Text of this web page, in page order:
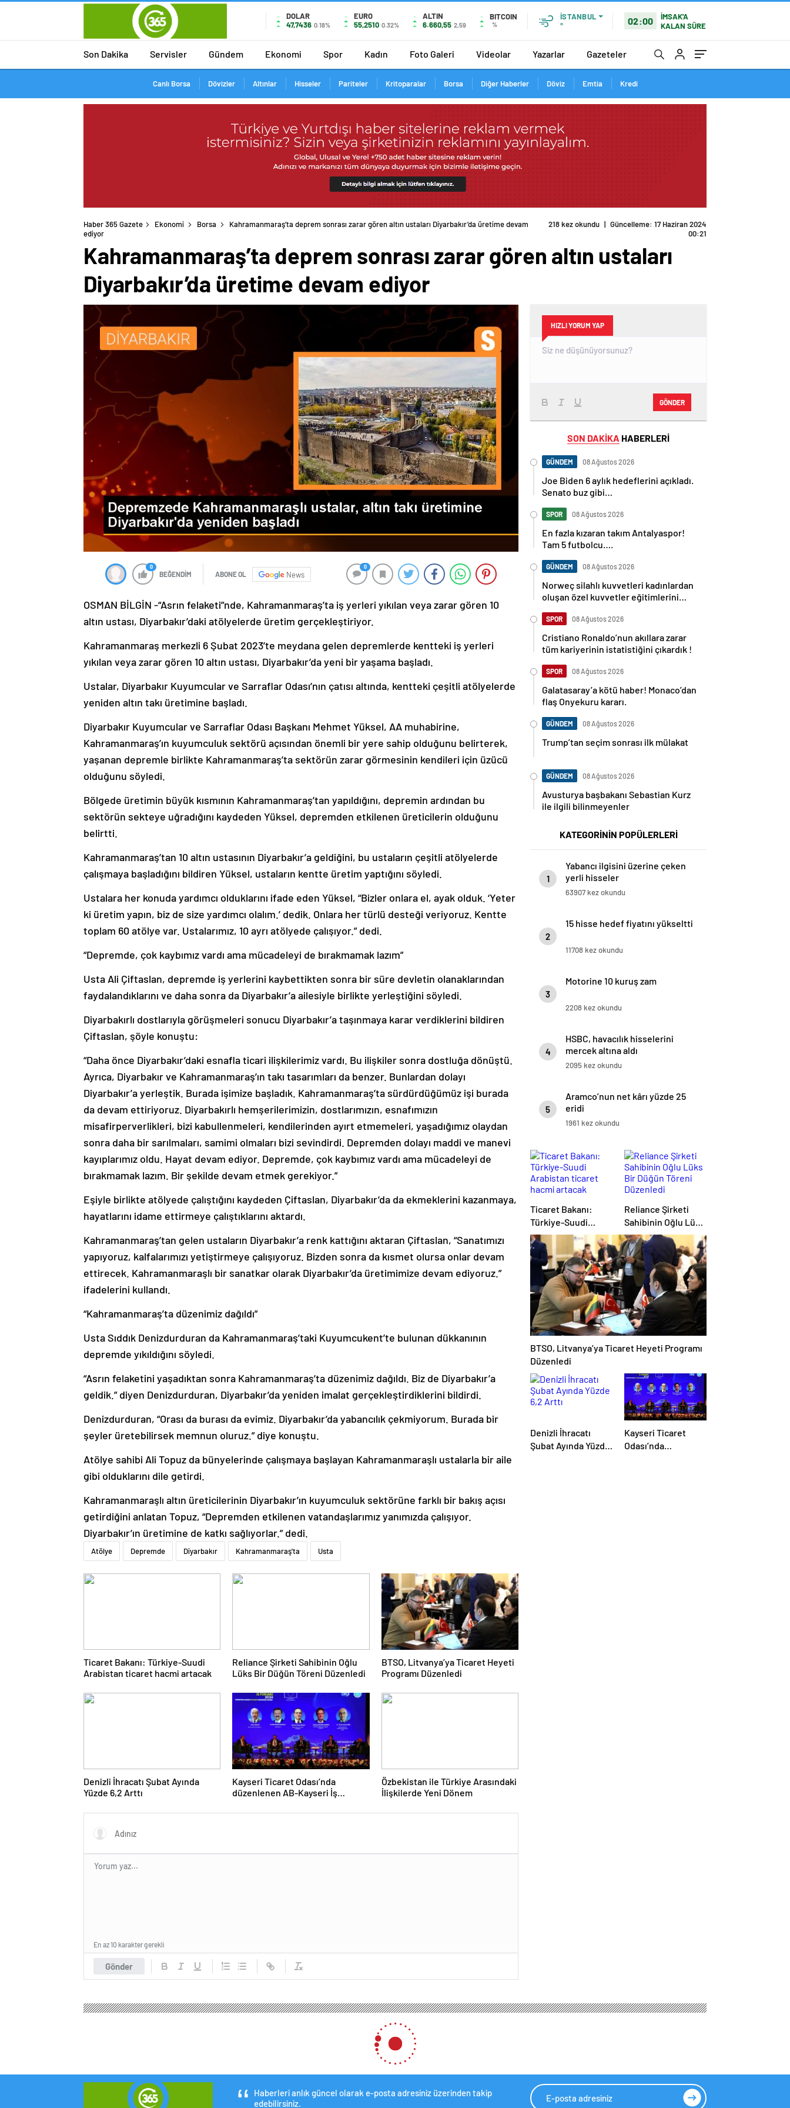
DOLAR
47,7436 0.18%
EURO
55,2510 0.32%
ALTIN
6.660,55 2,59
BITCOIN
%
İSTANBUL
°
02:00
İMSAK'A
KALAN SÜRE
Son Dakika Servisler Gündem Ekonomi Spor Kadın Foto Galeri Videolar Yazarlar Gazeteler
Canlı Borsa Dövizler Altınlar Hisseler Pariteler Kritoparalar Borsa Diğer Haberler Döviz Emtia Kredi
Haber 365 Gazete Ekonomi Borsa
Kahramanmaraş’ta deprem sonrası zarar gören altın ustaları Diyarbakır’da üretime devam
ediyor
218 kez okundu | Güncelleme: 17 Haziran 2024
00:21
Kahramanmaraş’ta deprem sonrası zarar gören altın ustaları
Diyarbakır’da üretime devam ediyor
0
BEĞENDİM ABONE OL News
0
OSMAN BİLGİN -“Asrın felaketi”nde, Kahramanmaraş’ta iş yerleri yıkılan veya zarar gören 10
altın ustası, Diyarbakır’daki atölyelerde üretim gerçekleştiriyor.
Kahramanmaraş merkezli 6 Şubat 2023’te meydana gelen depremlerde kentteki iş yerleri
yıkılan veya zarar gören 10 altın ustası, Diyarbakır’da yeni bir yaşama başladı.
Ustalar, Diyarbakır Kuyumcular ve Sarraflar Odası’nın çatısı altında, kentteki çeşitli atölyelerde
yeniden altın takı üretimine başladı.
Diyarbakır Kuyumcular ve Sarraflar Odası Başkanı Mehmet Yüksel, AA muhabirine,
Kahramanmaraş’ın kuyumculuk sektörü açısından önemli bir yere sahip olduğunu belirterek,
yaşanan depremle birlikte Kahramanmaraş’ta sektörün zarar görmesinin kendileri için üzücü
olduğunu söyledi.
Bölgede üretimin büyük kısmının Kahramanmaraş’tan yapıldığını, depremin ardından bu
sektörün sekteye uğradığını kaydeden Yüksel, depremden etkilenen üreticilerin olduğunu
belirtti.
Kahramanmaraş’tan 10 altın ustasının Diyarbakır’a geldiğini, bu ustaların çeşitli atölyelerde
çalışmaya başladığını bildiren Yüksel, ustaların kentte üretim yaptığını söyledi.
Ustalara her konuda yardımcı olduklarını ifade eden Yüksel, “Bizler onlara el, ayak olduk. ‘Yeter
ki üretim yapın, biz de size yardımcı olalım.’ dedik. Onlara her türlü desteği veriyoruz. Kentte
toplam 60 atölye var. Ustalarımız, 10 ayrı atölyede çalışıyor.” dedi.
“Depremde, çok kaybımız vardı ama mücadeleyi de bırakmamak lazım”
Usta Ali Çiftaslan, depremde iş yerlerini kaybettikten sonra bir süre devletin olanaklarından
faydalandıklarını ve daha sonra da Diyarbakır’a ailesiyle birlikte yerleştiğini söyledi.
Diyarbakırlı dostlarıyla görüşmeleri sonucu Diyarbakır’a taşınmaya karar verdiklerini bildiren
Çiftaslan, şöyle konuştu:
“Daha önce Diyarbakır’daki esnafla ticari ilişkilerimiz vardı. Bu ilişkiler sonra dostluğa dönüştü.
Ayrıca, Diyarbakır ve Kahramanmaraş’ın takı tasarımları da benzer. Bunlardan dolayı
Diyarbakır’a yerleştik. Burada işimize başladık. Kahramanmaraş’ta sürdürdüğümüz işi burada
da devam ettiriyoruz. Diyarbakırlı hemşerilerimizin, dostlarımızın, esnafımızın
misafirperverlikleri, bizi kabullenmeleri, kendilerinden ayırt etmemeleri, yaşadığımız olaydan
sonra daha bir sarılmaları, samimi olmaları bizi sevindirdi. Depremden dolayı maddi ve manevi
kayıplarımız oldu. Hayat devam ediyor. Depremde, çok kaybımız vardı ama mücadeleyi de
bırakmamak lazım. Bir şekilde devam etmek gerekiyor.”
Eşiyle birlikte atölyede çalıştığını kaydeden Çiftaslan, Diyarbakır’da da ekmeklerini kazanmaya,
hayatlarını idame ettirmeye çalıştıklarını aktardı.
Kahramanmaraş’tan gelen ustaların Diyarbakır’a renk kattığını aktaran Çiftaslan, “Sanatımızı
yapıyoruz, kalfalarımızı yetiştirmeye çalışıyoruz. Bizden sonra da kısmet olursa onlar devam
ettirecek. Kahramanmaraşlı bir sanatkar olarak Diyarbakır’da üretimimize devam ediyoruz.”
ifadelerini kullandı.
“Kahramanmaraş’ta düzenimiz dağıldı”
Usta Sıddık Denizdurduran da Kahramanmaraş’taki Kuyumcukent’te bulunan dükkanının
depremde yıkıldığını söyledi.
“Asrın felaketini yaşadıktan sonra Kahramanmaraş’ta düzenimiz dağıldı. Biz de Diyarbakır’a
geldik.” diyen Denizdurduran, Diyarbakır’da yeniden imalat gerçekleştirdiklerini bildirdi.
Denizdurduran, “Orası da burası da evimiz. Diyarbakır’da yabancılık çekmiyorum. Burada bir
şeyler üretebilirsek memnun oluruz.” diye konuştu.
Atölye sahibi Ali Topuz da bünyelerinde çalışmaya başlayan Kahramanmaraşlı ustalarla bir aile
gibi olduklarını dile getirdi.
Kahramanmaraşlı altın üreticilerinin Diyarbakır’ın kuyumculuk sektörüne farklı bir bakış açısı
getirdiğini anlatan Topuz, “Depremden etkilenen vatandaşlarımız yanımızda çalışıyor.
Diyarbakır’ın üretimine de katkı sağlıyorlar.” dedi.
Atölye Depremde Diyarbakır Kahramanmaraş'ta Usta
Ticaret Bakanı: Türkiye-Suudi
Arabistan ticaret hacmi artacak
Reliance Şirketi Sahibinin Oğlu
Lüks Bir Düğün Töreni Düzenledi
BTSO, Litvanya’ya Ticaret Heyeti
Programı Düzenledi
Denizli İhracatı Şubat Ayında
Yüzde 6,2 Arttı
Kayseri Ticaret Odası’nda
düzenlenen AB-Kayseri İş
dijitalleşme vurgusu yapıldı
Özbekistan ile Türkiye Arasındaki
İlişkilerde Yeni Dönem
Gönder
En az 10 karakter gerekli
HIZLI YORUM YAP
GÖNDER
SON DAKİKA HABERLERİ
GÜNDEM 08 Ağustos 2026
Joe Biden 6 aylık hedeflerini açıkladı.
Senato buz gibi…
SPOR 08 Ağustos 2026
En fazla kızaran takım Antalyaspor!
Tam 5 futbolcu….
GÜNDEM 08 Ağustos 2026
Norweç silahlı kuvvetleri kadınlardan
oluşan özel kuvvetler eğitimlerini
SPOR 08 Ağustos 2026
Cristiano Ronaldo’nun akıllara zarar
tüm kariyerinin istatistiğini çıkardık !
SPOR 08 Ağustos 2026
Galatasaray’a kötü haber! Monaco’dan
flaş Onyekuru kararı.
GÜNDEM 08 Ağustos 2026
Trump’tan seçim sonrası ilk mülakat
GÜNDEM 08 Ağustos 2026
Avusturya başbakanı Sebastian Kurz
ile ilgili bilinmeyenler
KATEGORİNİN POPÜLERLERİ
1
Yabancı ilgisini üzerine çeken
yerli hisseler
63907 kez okundu
2
15 hisse hedef fiyatını yükseltti
11708 kez okundu
3
Motorine 10 kuruş zam
2208 kez okundu
4
HSBC, havacılık hisselerini
mercek altına aldı
2095 kez okundu
5
Aramco’nun net kârı yüzde 25
eridi
1961 kez okundu
Ticaret Bakanı:
Türkiye-Suudi
Arabistan ticaret
hacmi artacak
Reliance Şirketi
Sahibinin Oğlu Lüks
Bir Düğün Töreni
Düzenledi
BTSO, Litvanya’ya Ticaret Heyeti Programı
Düzenledi
Denizli İhracatı
Şubat Ayında Yüzde
Kayseri Ticaret
Odası’nda
Haberleri anlık güncel olarak e-posta adresiniz üzerinden takip
edebilirsiniz.